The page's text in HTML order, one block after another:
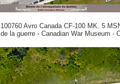
100760 Avro Canada CF-100 MK. 5
de la guerre - Canadian War Museum -